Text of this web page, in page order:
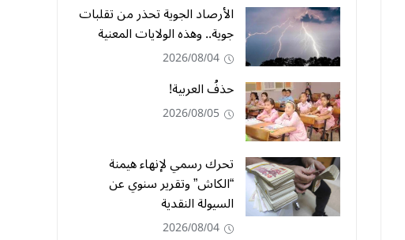
الأرصاد الجوية تحذر من تقلبات
جوية.. وهذه الولايات المعنية
2026/08/04
حذفُ العربية!
2026/08/05
تحرك رسمي لإنهاء هيمنة
“الكاش” وتقرير سنوي عن
السيولة النقدية
2026/08/04